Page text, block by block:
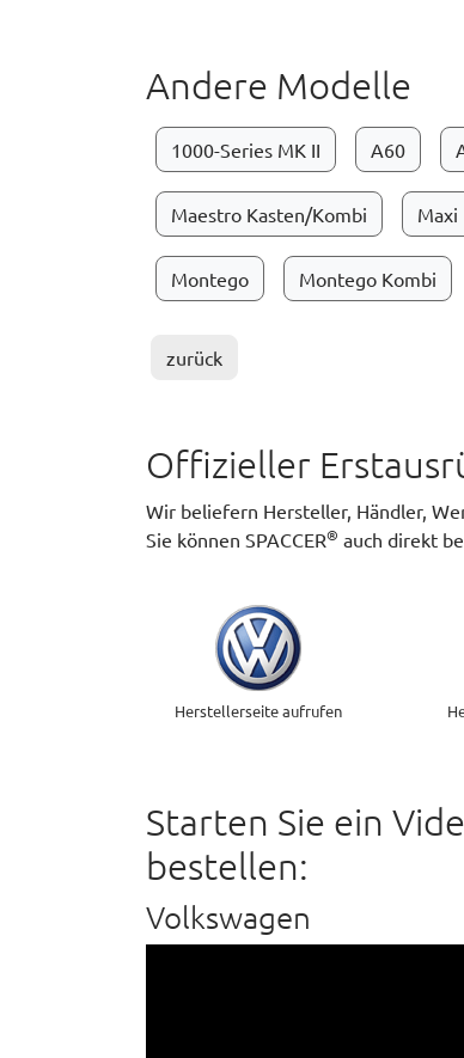
Andere Modelle
1000-Series MK II A60
Maestro Kasten/Kombi Maxi
Montego Montego Kombi
zurück
Offizieller
Wir beliefern Hersteller, Händler,
Sie können SPACCER® auch direkt
Herstellerseite aufrufen
Starten Sie ein
bestellen:
Volkswagen